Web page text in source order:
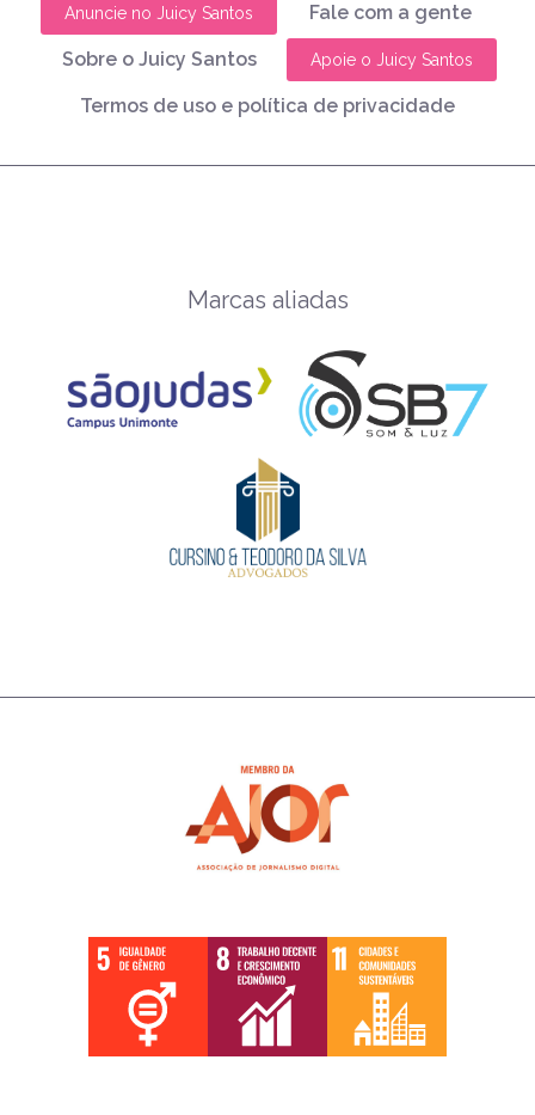
Anuncie no Juicy Santos Fale com a gente
Sobre o Juicy Santos Apoie o Juicy Santos
Termos de uso e política de privacidade
Marcas aliadas